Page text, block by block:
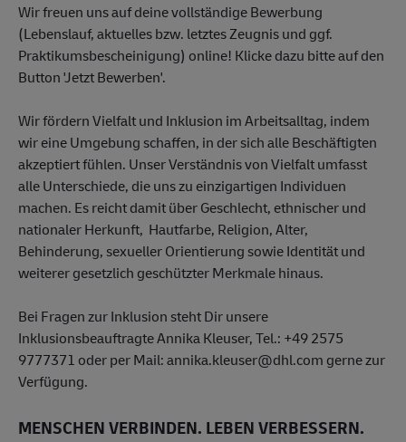
Wir freuen uns auf deine vollständige Bewerbung
(Lebenslauf, aktuelles bzw. letztes Zeugnis und ggf.
Praktikumsbescheinigung) online! Klicke dazu bitte auf den
Button 'Jetzt Bewerben'.
Wir fördern Vielfalt und Inklusion im Arbeitsalltag, indem
wir eine Umgebung schaffen, in der sich alle Beschäftigten
akzeptiert fühlen. Unser Verständnis von Vielfalt umfasst
alle Unterschiede, die uns zu einzigartigen Individuen
machen. Es reicht damit über Geschlecht, ethnischer und
nationaler Herkunft, Hautfarbe, Religion, Alter,
Behinderung, sexueller Orientierung sowie Identität und
weiterer gesetzlich geschützter Merkmale hinaus.
Bei Fragen zur Inklusion steht Dir unsere
Inklusionsbeauftragte Annika Kleuser, Tel.: +49 2575
9777371 oder per Mail: annika.kleuser@dhl.com gerne zur
Verfügung.
MENSCHEN VERBINDEN. LEBEN VERBESSERN.